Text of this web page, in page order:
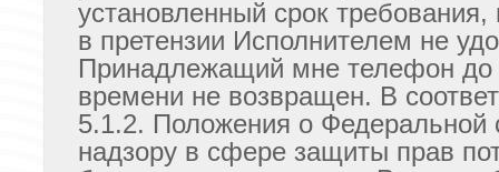
установленный срок
в претензии Исполнителем не
Принадлежащий мне телефон до
времени не возвращен. В
5.1.2. Положения о Федеральной
надзору в сфере защиты прав